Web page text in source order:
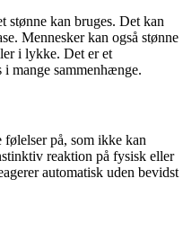
stønne kan bruges. Det kan
Mennesker kan også stønne
i lykke. Det er et
mange sammenhænge.
på, som ikke kan
reaktion på fysisk eller
automatisk uden bevidst